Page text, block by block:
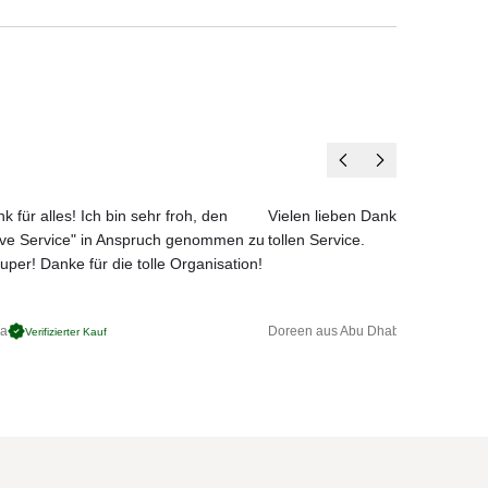
für alles! Ich bin sehr froh, den
Service" in Anspruch genommen zu
Danke für die tolle Organisation!
Verifizierter Kauf
Vielen lieben Dank für das
tollen Service.
Doreen aus Abu Dhabi